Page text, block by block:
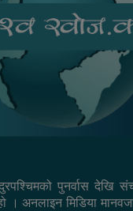
पुनर्वास देखि
। अनलाइन मिडिया